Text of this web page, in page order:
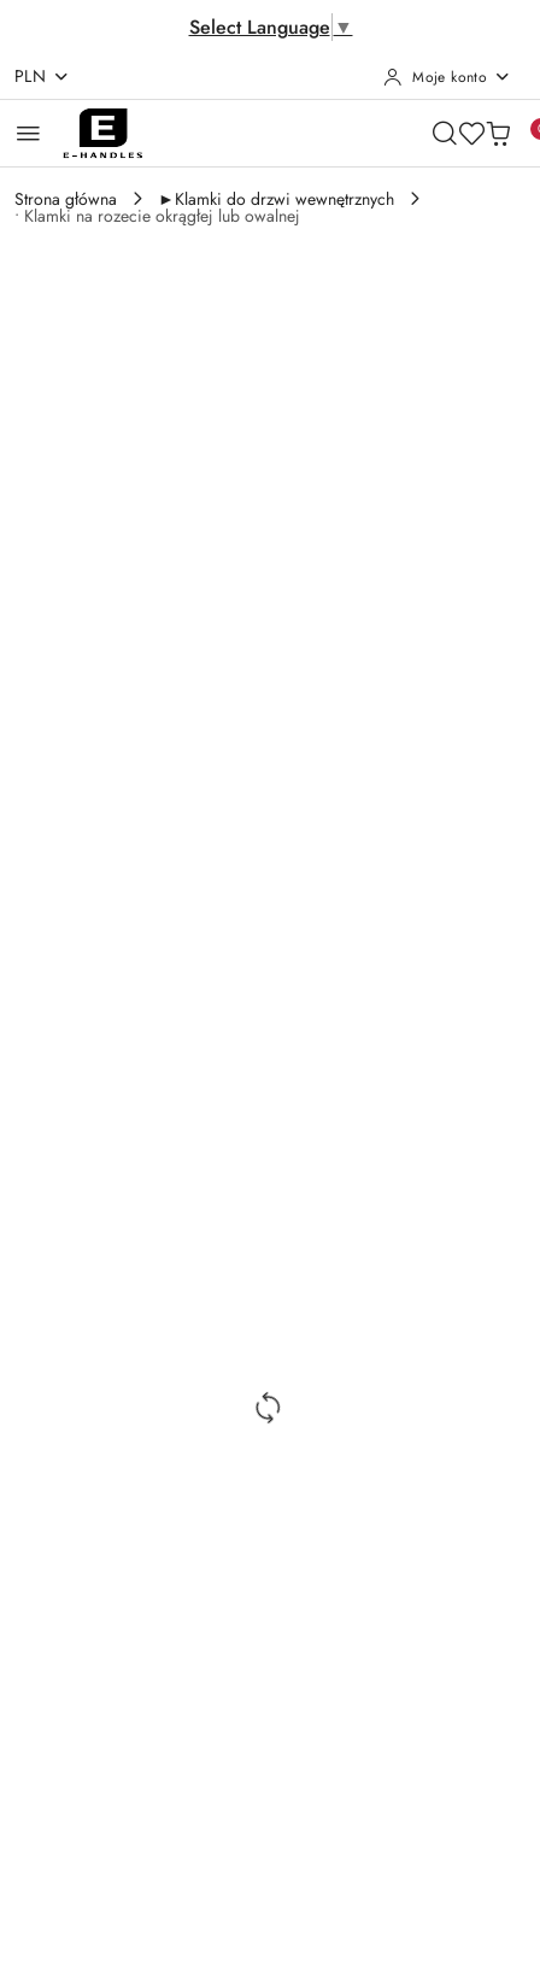
Select Language ▼
Przejdź do treści głównej
Przejdź do wyszukiwarki
Przejdź do moje konto
Przejdź do menu głównego
Przejdź do opisu produktu
Przejdź do stopki
PLN Moje konto
Strona główna ►Klamki do drzwi wewnętrznych
• Klamki na rozecie okrągłej lub owalnej